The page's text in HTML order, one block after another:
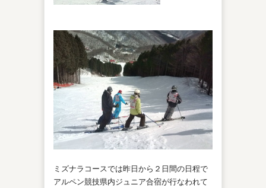
ミズナラコースでは昨日から２日間の日程で
アルペン競技県内ジュニア合宿が行なわれて